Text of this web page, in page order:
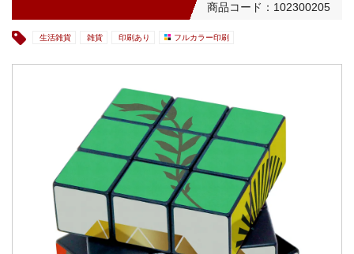
商品コード：102300205
生活雑貨 雑貨 印刷あり フルカラー印刷